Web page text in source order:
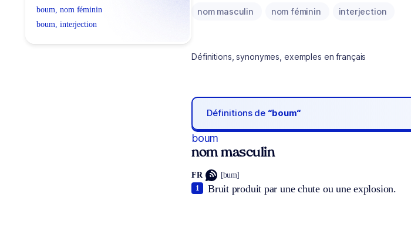
boum, nom féminin
boum, interjection
nom masculin nom féminin interjection
Définitions, synonymes, exemples en français
Définitions de “boum“
boum
nom masculin
FR [bum]
Bruit produit par une chute ou une explosion.
1